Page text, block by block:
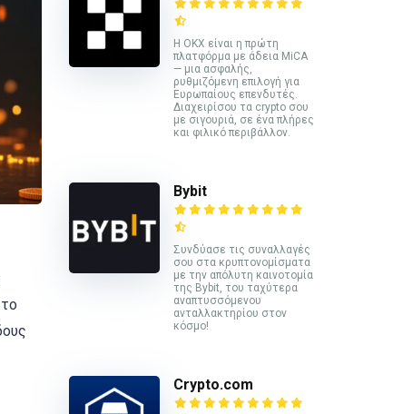
Η OKX είναι η πρώτη
πλατφόρμα με άδεια MiCA
— μια ασφαλής,
ρυθμιζόμενη επιλογή για
Ευρωπαίους επενδυτές.
Διαχειρίσου τα crypto σου
με σιγουριά, σε ένα πλήρες
και φιλικό περιβάλλον.
Bybit
Συνδύασε τις συναλλαγές
σου στα κρυπτονομίσματα
με την απόλυτη καινοτομία
της Bybit, του ταχύτερα
αναπτυσσόμενου
ανταλλακτηρίου στον
κόσμο!
Crypto.com